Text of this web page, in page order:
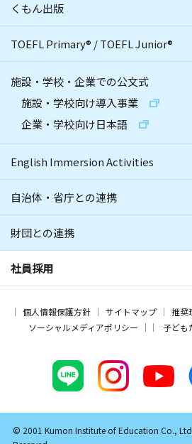
くもん出版
TOEFL Primary® /TOEFL Junior®
施設・学校・企業での公文式
施設・学校向け導入事業
企業・学校向け日本語
English Immersion Activities
自治体・省庁との連携
財団との連携
社員採用
個人情報保護方針 サイトマップ 推奨
ソーシャルメディアポリシー
子ども
© 2001 Kumon Institute of Education Co.,